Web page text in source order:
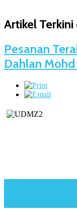
Artikel Terkini
Pesanan
Dahlan Mohd